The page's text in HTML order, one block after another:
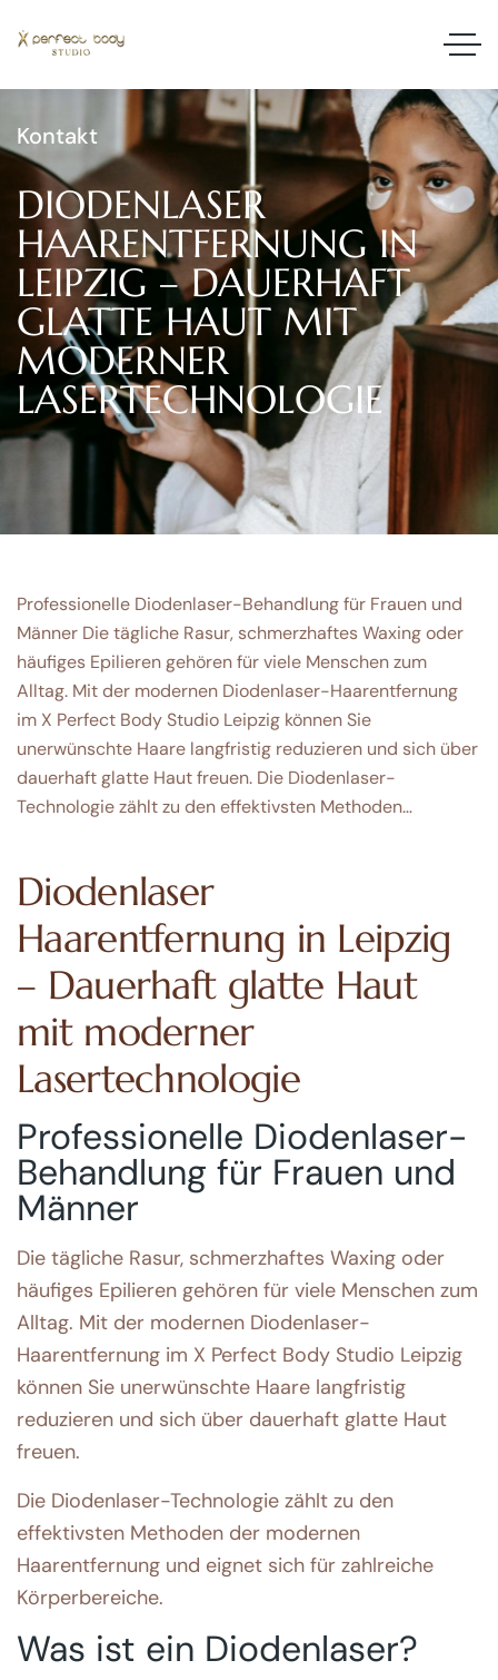
Kontakt
DIODENLASER
HAARENTFERNUNG IN
LEIPZIG – DAUERHAFT
GLATTE HAUT MIT
MODERNER
LASERTECHNOLOGIE
Professionelle Diodenlaser-Behandlung für Frauen und
Männer Die tägliche Rasur, schmerzhaftes Waxing oder
häufiges Epilieren gehören für viele Menschen zum
Alltag. Mit der modernen Diodenlaser-Haarentfernung
im X Perfect Body Studio Leipzig können Sie
unerwünschte Haare langfristig reduzieren und sich über
dauerhaft glatte Haut freuen. Die Diodenlaser-
Technologie zählt zu den effektivsten Methoden…
Diodenlaser
Haarentfernung in Leipzig
– Dauerhaft glatte Haut
mit moderner
Lasertechnologie
Professionelle Diodenlaser-
Behandlung für Frauen und
Männer
Die tägliche Rasur, schmerzhaftes Waxing oder
häufiges Epilieren gehören für viele Menschen zum
Alltag. Mit der modernen Diodenlaser-
Haarentfernung im X Perfect Body Studio Leipzig
können Sie unerwünschte Haare langfristig
reduzieren und sich über dauerhaft glatte Haut
freuen.
Die Diodenlaser-Technologie zählt zu den
effektivsten Methoden der modernen
Haarentfernung und eignet sich für zahlreiche
Körperbereiche.
Was ist ein Diodenlaser?